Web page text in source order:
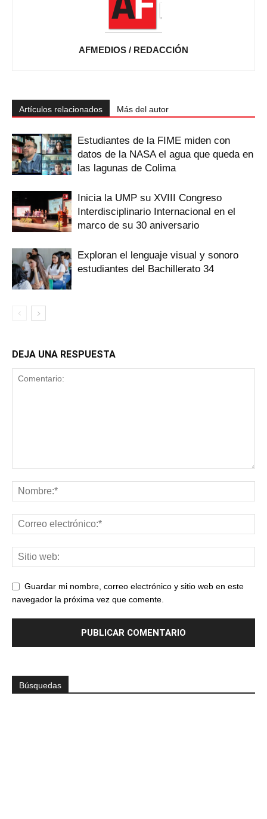
AFMEDIOS / REDACCIÓN
Artículos relacionados Más del autor
Estudiantes de la FIME miden con
datos de la NASA el agua que queda en
las lagunas de Colima
Inicia la UMP su XVIII Congreso
Interdisciplinario Internacional en el
marco de su 30 aniversario
Exploran el lenguaje visual y sonoro
estudiantes del Bachillerato 34
DEJA UNA RESPUESTA
Guardar mi nombre, correo electrónico y sitio web en este
navegador la próxima vez que comente.
Búsquedas